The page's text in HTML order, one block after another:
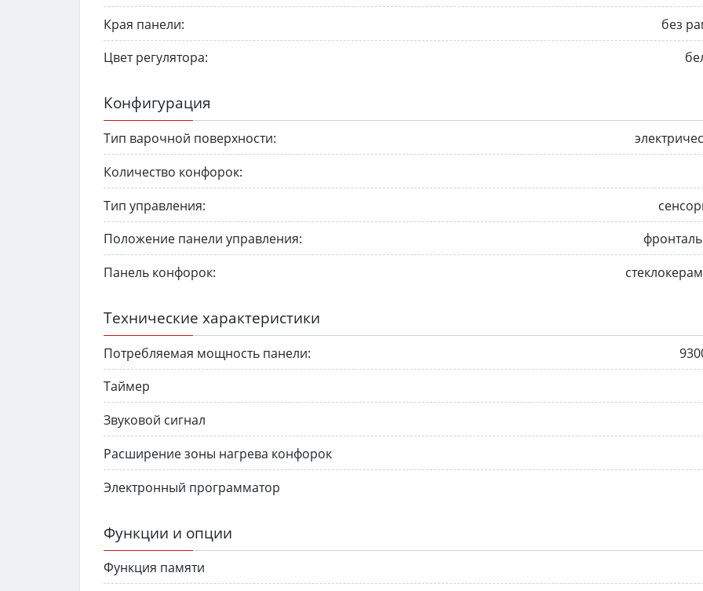
Края панели:
без
Цвет регулятора:
Конфигурация
Тип варочной поверхности:
Количество конфорок:
Тип управления:
Положение панели управления:
Панель конфорок:
Технические характеристики
Потребляемая мощность панели:
Таймер
Звуковой сигнал
Расширение зоны нагрева конфорок
Электронный программатор
Функции и опции
Функция памяти